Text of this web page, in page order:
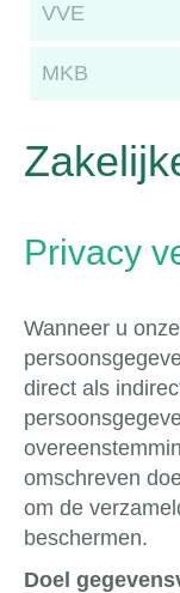
VVE
MKB
Privacy
Wanneer u
direct als
omschreven
om de
beschermen.
Doel